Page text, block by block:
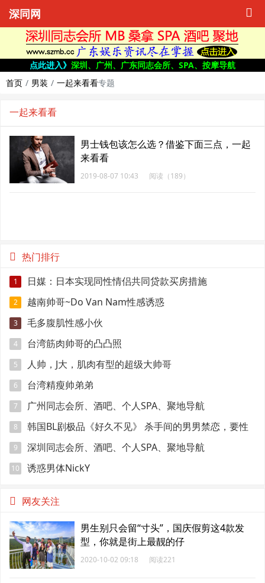
深同网
点此进入》 深圳、广州、广东同志会所、SPA、按摩导航
首页
男装 一起来看看专题
一起来看看
男士钱包该怎么选？借鉴下面三点，一起
来看看
2019-08-07 10:43 阅读（189）
热门排行
1 日媒：日本实现同性情侣共同贷款买房措施
2 越南帅哥~Do Van Nam性感诱惑
3 毛多腹肌性感小伙
4 台湾筋肉帅哥的凸凸照
5 人帅，J大，肌肉有型的超级大帅哥
6 台湾精瘦帅弟弟
7 广州同志会所、酒吧、个人SPA、聚地导航
8
韩国BL剧极品《好久不见》 杀手间的男男禁恋，要性
命还是爱情？
9 深圳同志会所、酒吧、个人SPA、聚地导航
10 诱惑男体NickY
网友关注
男生别只会留“寸头”，国庆假剪这4款发
型，你就是街上最靓的仔
2020-10-02 09:18 阅读221